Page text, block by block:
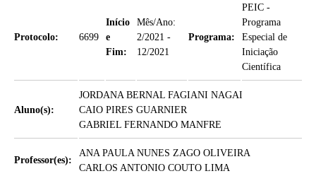
Protocolo: 6699
Início
e
Fim:
Mês/Ano:
2/2021 -
12/2021
Programa:
PEIC -
Programa
Especial de
Iniciação
Científica
Aluno(s):
JORDANA BERNAL FAGIANI NAGAI
CAIO PIRES GUARNIER
GABRIEL FERNANDO MANFRE
Professor(es):
ANA PAULA NUNES ZAGO OLIVEIRA
CARLOS ANTONIO COUTO LIMA